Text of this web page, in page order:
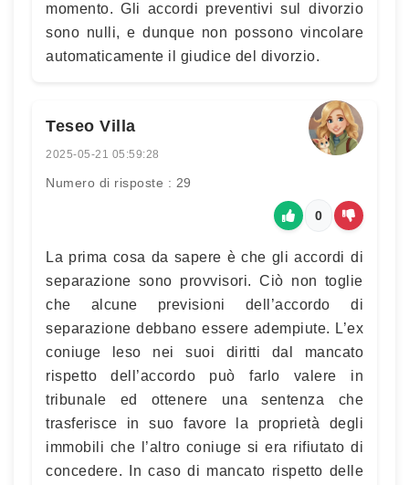
momento. Gli accordi preventivi sul divorzio
sono nulli, e dunque non possono vincolare
automaticamente il giudice del divorzio.
Teseo Villa
2025-05-21 05:59:28
Numero di risposte : 29
0
La prima cosa da sapere è che gli accordi di
separazione sono provvisori. Ciò non toglie
che alcune previsioni dell’accordo di
separazione debbano essere adempiute. L’ex
coniuge leso nei suoi diritti dal mancato
rispetto dell’accordo può farlo valere in
tribunale ed ottenere una sentenza che
trasferisce in suo favore la proprietà degli
immobili che l’altro coniuge si era rifiutato di
concedere. In caso di mancato rispetto delle